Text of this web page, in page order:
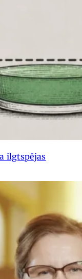
ilgtspējas